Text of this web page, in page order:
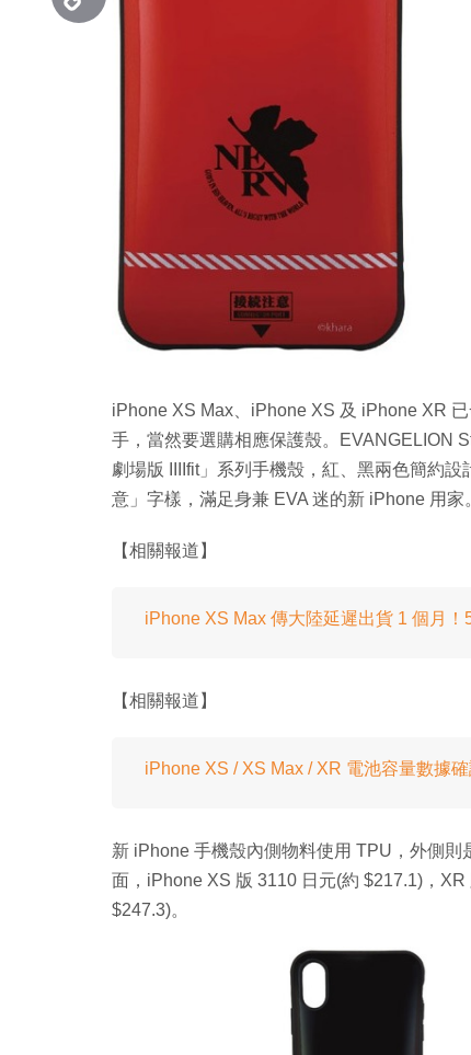
iPhone XS Max、iPhone XS 及 iPhone XR
手，當然要選購相應保護殼。EVANGELION
劇場版 IIIIfit」系列手機殼，紅、黑兩色簡約
意」字樣，滿足身兼 EVA 迷的新 iPhone 用家
【相關報道】
iPhone XS Max 傳大陸延遲出貨 1 個月！
【相關報道】
iPhone XS / XS Max / XR 電池容量數據
新 iPhone 手機殼內側物料使用 TPU，外側
面，iPhone XS 版 3110 日元(約 $217.1)，
$247.3)。